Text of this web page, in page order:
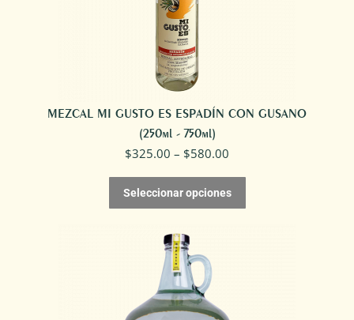
MEZCAL MI GUSTO ES ESPADÍN CON GUSANO
(250ml - 750ml)
$325.00 – $580.00
Seleccionar opciones